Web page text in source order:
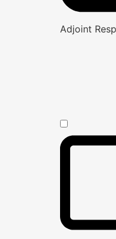
Adjoint